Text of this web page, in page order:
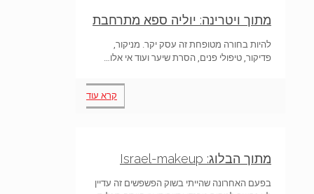
מתוך ויטרינה: יוליה ספא מתרחבת
להיות בחורה מטופחת זה עסק יקר. מניקור,
פדיקור, טיפולי פנים, הסרת שיער ועוד אי אלו…
קרא עוד
מתוך הבלוג: Israel-makeup
בפעם האחרונה שהייתי בשוק הפשפשים זה עדיין